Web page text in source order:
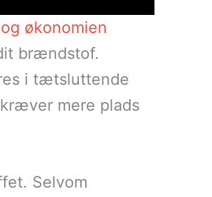
økonomien
brændstof.
i tætsluttende
mere plads
Selvom